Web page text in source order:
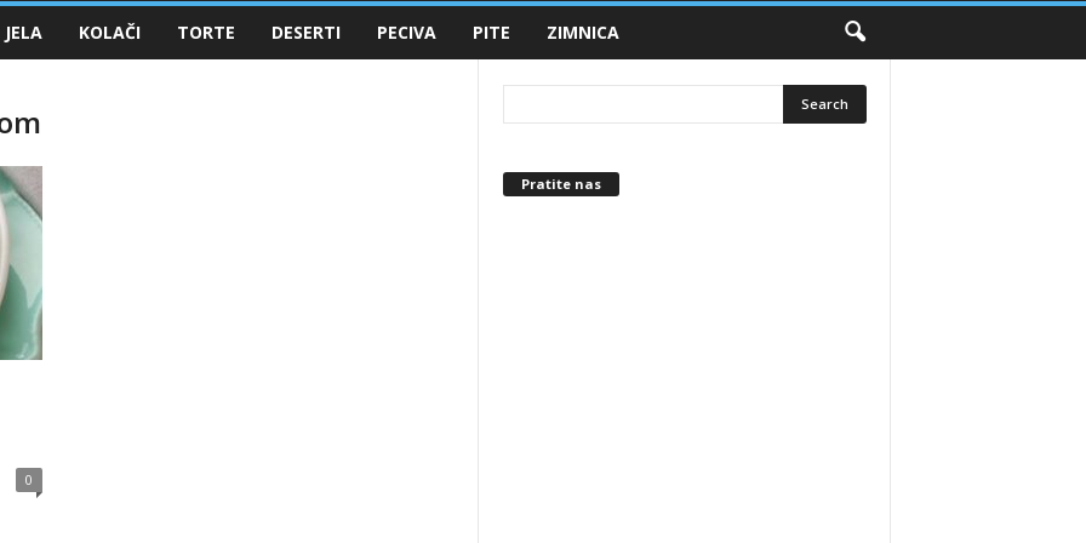
KOLAČI TORTE DESERTI PECIVA PITE ZIMNICA
0
Pratite nas